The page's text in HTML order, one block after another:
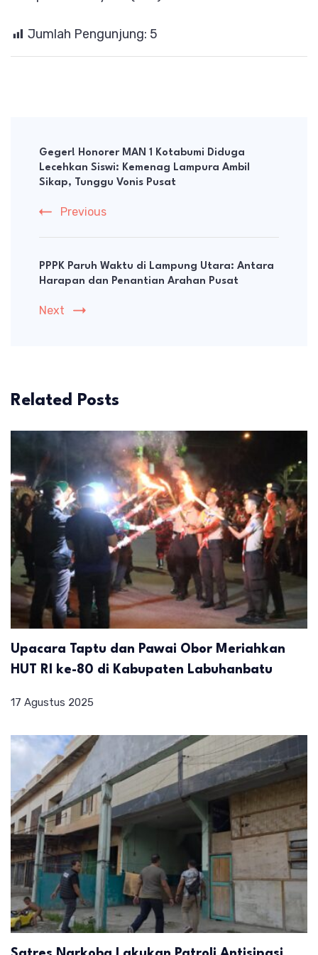
Jumlah Pengunjung: 5
Navigation
Geger! Honorer MAN 1 Kotabumi Diduga
Lecehkan Siswi: Kemenag Lampura Ambil
Sikap, Tunggu Vonis Pusat
Previous
PPPK Paruh Waktu di Lampung Utara: Antara
Harapan dan Penantian Arahan Pusat
Next
Related Posts
Upacara Taptu dan Pawai Obor Meriahkan
HUT RI ke-80 di Kabupaten Labuhanbatu
17 Agustus 2025